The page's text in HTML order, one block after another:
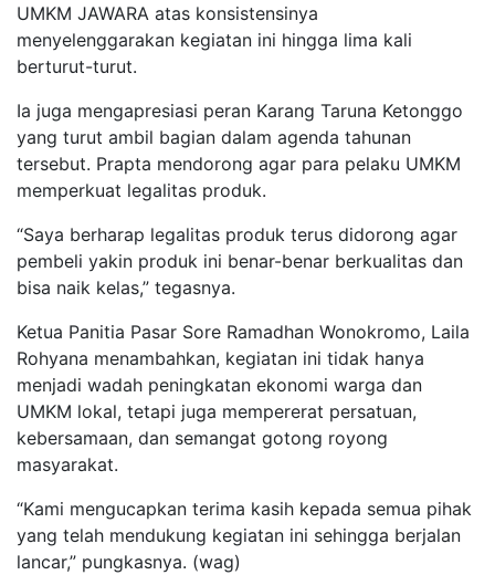
UMKM JAWARA atas konsistensinya
menyelenggarakan kegiatan ini hingga lima kali
berturut-turut.
Ia juga mengapresiasi peran Karang Taruna Ketonggo
yang turut ambil bagian dalam agenda tahunan
tersebut. Prapta mendorong agar para pelaku UMKM
memperkuat legalitas produk.
“Saya berharap legalitas produk terus didorong agar
pembeli yakin produk ini benar-benar berkualitas dan
bisa naik kelas,” tegasnya.
Ketua Panitia Pasar Sore Ramadhan Wonokromo, Laila
Rohyana menambahkan, kegiatan ini tidak hanya
menjadi wadah peningkatan ekonomi warga dan
UMKM lokal, tetapi juga mempererat persatuan,
kebersamaan, dan semangat gotong royong
masyarakat.
“Kami mengucapkan terima kasih kepada semua pihak
yang telah mendukung kegiatan ini sehingga berjalan
lancar,” pungkasnya. (wag)